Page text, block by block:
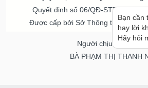
Quyết định số 06/QĐ-STTTT-ICP
Được cấp bởi Sở Thông tin và
Người chịu trách
BÀ PHẠM THỊ THANH
Bạn cần
hay lời
Hãy hỏi